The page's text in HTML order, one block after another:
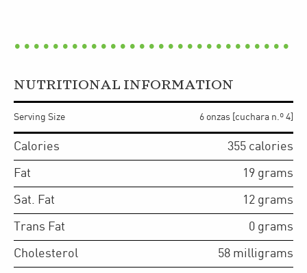
NUTRITIONAL INFORMATION
Serving Size 6 onzas [cuchara n.º 4]
Calories 355 calories
Fat 19 grams
Sat. Fat 12 grams
Trans Fat 0 grams
Cholesterol 58 milligrams